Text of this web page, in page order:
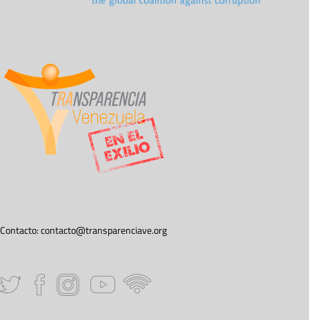
Contacto:contacto@transparenciave.org